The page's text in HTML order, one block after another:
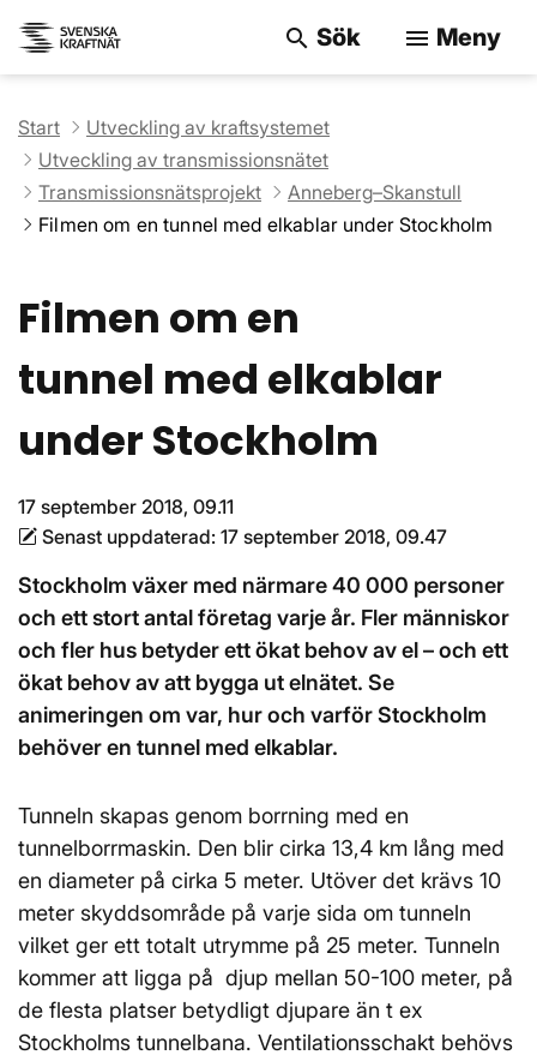
search Sök menu Meny
Start
Utveckling av kraftsystemet
Utveckling av transmissionsnätet
Transmissionsnätsprojekt
Anneberg–Skanstull
Filmen om en tunnel med elkablar under Stockholm
Filmen om en
tunnel med elkablar
under Stockholm
17 september 2018, 09.11
Senast uppdaterad: 17 september 2018, 09.47
Stockholm växer med närmare 40 000 personer
och ett stort antal företag varje år. Fler människor
och fler hus betyder ett ökat behov av el – och ett
ökat behov av att bygga ut elnätet. Se
animeringen om var, hur och varför Stockholm
behöver en tunnel med elkablar.
Tunneln skapas genom borrning med en
tunnelborrmaskin. Den blir cirka 13,4 km lång med
en diameter på cirka 5 meter. Utöver det krävs 10
meter skyddsområde på varje sida om tunneln
vilket ger ett totalt utrymme på 25 meter. Tunneln
kommer att ligga på djup mellan 50-100 meter, på
de flesta platser betydligt djupare än t ex
Stockholms tunnelbana. Ventilationsschakt behövs